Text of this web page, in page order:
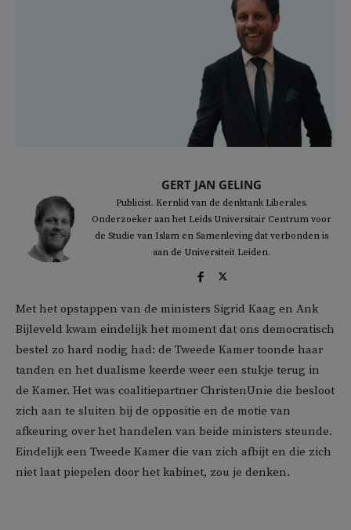
GERT JAN GELING
Publicist. Kernlid van de denktank Liberales.
Onderzoeker aan het Leids Universitair Centrum voor
de Studie van Islam en Samenleving dat verbonden is
aan de Universiteit Leiden.
Met het opstappen van de ministers Sigrid Kaag en Ank
Bijleveld kwam eindelijk het moment dat ons democratisch
bestel zo hard nodig had: de Tweede Kamer toonde haar
tanden en het dualisme keerde weer een stukje terug in
de Kamer. Het was coalitiepartner ChristenUnie die besloot
zich aan te sluiten bij de oppositie en de motie van
afkeuring over het handelen van beide ministers steunde.
Eindelijk een Tweede Kamer die van zich afbijt en die zich
niet laat piepelen door het kabinet, zou je denken.